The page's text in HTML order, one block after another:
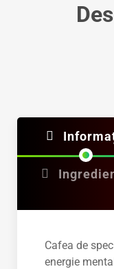
Cafea de
energie